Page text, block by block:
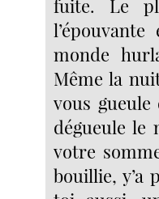
fuite. Le
monde
Même la
vous
dégueule
votre
bouillie, y’a